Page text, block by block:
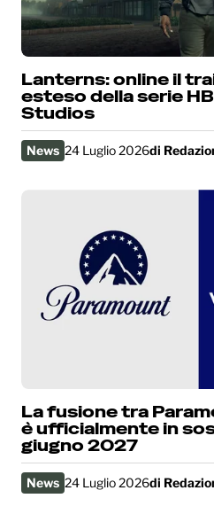
Lanterns: online il
esteso della serie
Studios
News 24 Luglio 2026di
La fusione tra
è ufficialmente in
giugno 2027
News 24 Luglio 2026di